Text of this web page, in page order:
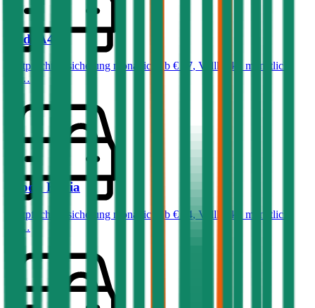
Audi A4
Haftpflichtversicherung monatlich ab € 87, Vollkasko monatlich
ab …
Skoda Fabia
Haftpflichtversicherung monatlich ab € 34, Vollkasko monatlich
ab …